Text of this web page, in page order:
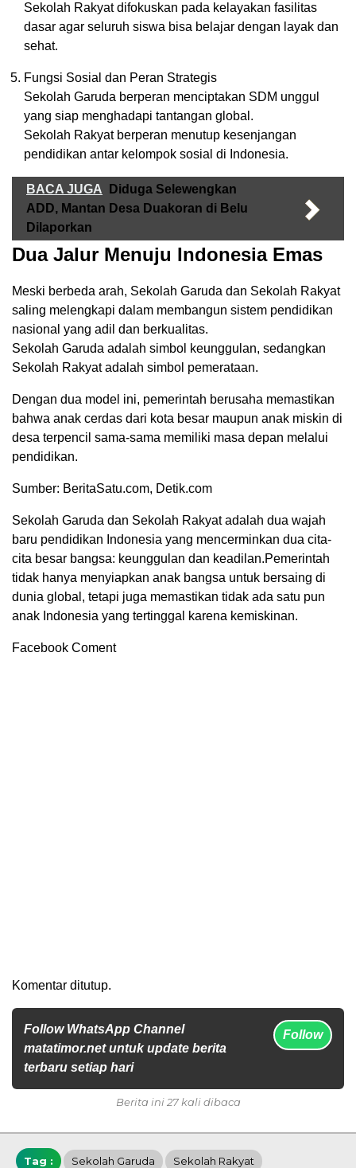
Sekolah Rakyat difokuskan pada kelayakan fasilitas
dasar agar seluruh siswa bisa belajar dengan layak dan
sehat.
Fungsi Sosial dan Peran Strategis
Sekolah Garuda berperan menciptakan SDM unggul
yang siap menghadapi tantangan global.
Sekolah Rakyat berperan menutup kesenjangan
pendidikan antar kelompok sosial di Indonesia.
BACA JUGA
Diduga Selewengkan
ADD, Mantan Desa Duakoran di Belu
Dilaporkan
Dua Jalur Menuju Indonesia Emas
Meski berbeda arah, Sekolah Garuda dan Sekolah Rakyat
saling melengkapi dalam membangun sistem pendidikan
nasional yang adil dan berkualitas.
Sekolah Garuda adalah simbol keunggulan, sedangkan
Sekolah Rakyat adalah simbol pemerataan.
Dengan dua model ini, pemerintah berusaha memastikan
bahwa anak cerdas dari kota besar maupun anak miskin di
desa terpencil sama-sama memiliki masa depan melalui
pendidikan.
Sumber: BeritaSatu.com, Detik.com
Sekolah Garuda dan Sekolah Rakyat adalah dua wajah
baru pendidikan Indonesia yang mencerminkan dua cita-
cita besar bangsa: keunggulan dan keadilan.Pemerintah
tidak hanya menyiapkan anak bangsa untuk bersaing di
dunia global, tetapi juga memastikan tidak ada satu pun
anak Indonesia yang tertinggal karena kemiskinan.
Facebook Coment
Komentar ditutup.
Follow WhatsApp Channel
matatimor.net untuk update berita
terbaru setiap hari
Follow
Berita ini 27 kali dibaca
Tag : Sekolah Garuda Sekolah Rakyat